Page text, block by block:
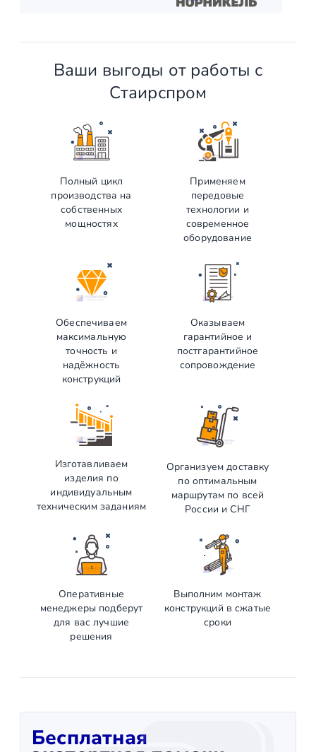
Ваши выгоды от работы с
Стаирспром
Полный цикл
производства на
собственных
мощностях
Применяем
передовые
технологии и
современное
оборудование
Обеспечиваем
максимальную
точность и
надёжность
конструкций
Оказываем
гарантийное и
постгарантийное
сопровождение
Изготавливаем
изделия по
индивидуальным
техническим заданиям
Организуем доставку
по оптимальным
маршрутам по всей
России и СНГ
Оперативные
менеджеры подберут
для вас лучшие
решения
Выполним монтаж
конструкций в сжатые
сроки
Бесплатная